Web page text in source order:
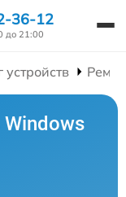
36-12
до 21:00
устройств